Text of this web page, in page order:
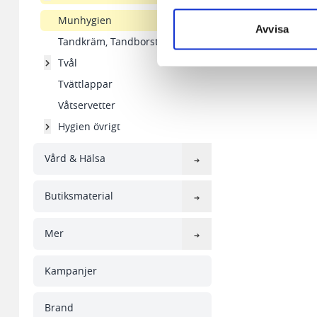
Avvisa
Munhygien
Tandkräm, Tandborstar
Tvål
Tvättlappar
Våtservetter
Hygien övrigt
Vård & Hälsa
Butiksmaterial
Mer
Kampanjer
Brand